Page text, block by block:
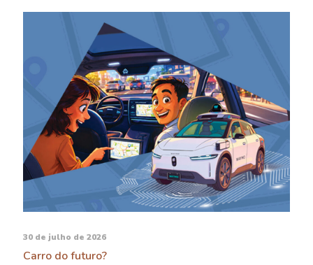
30 de julho de 2026
Carro do futuro?